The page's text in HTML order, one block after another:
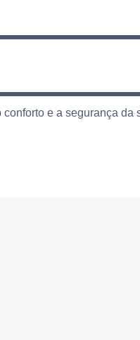
conforto e a segurança da